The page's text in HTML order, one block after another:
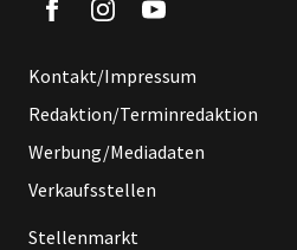
Kontakt/Impressum
Redaktion/Terminredaktion
Werbung/Mediadaten
Verkaufsstellen
Stellenmarkt